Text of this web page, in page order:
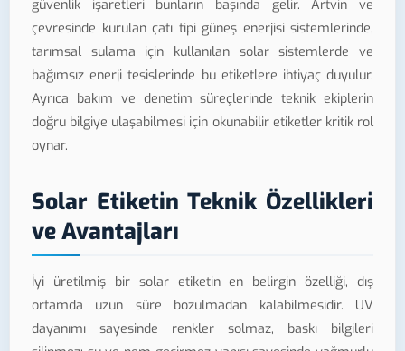
güvenlik işaretleri bunların başında gelir. Artvin ve
çevresinde kurulan çatı tipi güneş enerjisi sistemlerinde,
tarımsal sulama için kullanılan solar sistemlerde ve
bağımsız enerji tesislerinde bu etiketlere ihtiyaç duyulur.
Ayrıca bakım ve denetim süreçlerinde teknik ekiplerin
doğru bilgiye ulaşabilmesi için okunabilir etiketler kritik rol
oynar.
Solar Etiketin Teknik Özellikleri
ve Avantajları
İyi üretilmiş bir solar etiketin en belirgin özelliği, dış
ortamda uzun süre bozulmadan kalabilmesidir. UV
dayanımı sayesinde renkler solmaz, baskı bilgileri